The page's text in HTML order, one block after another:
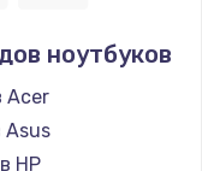
ноутбуков
Acer
Asus
HP